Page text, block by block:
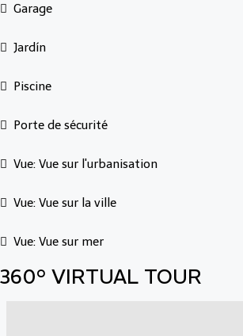
Garage
Jardín
Piscine
Porte de sécurité
Vue: Vue sur l'urbanisation
Vue: Vue sur la ville
Vue: Vue sur mer
360° VIRTUAL TOUR